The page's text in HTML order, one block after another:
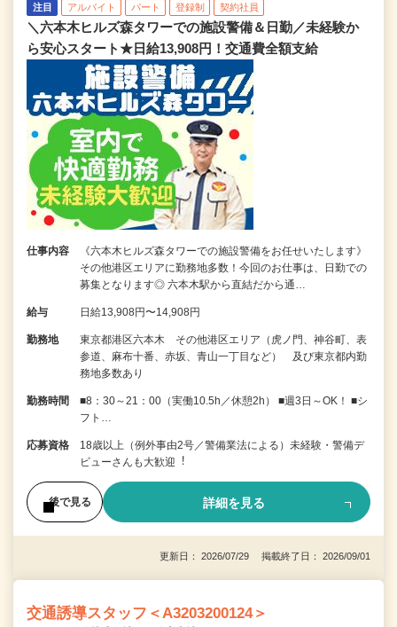
注目 アルバイト パート 登録制 契約社員
＼六本木ヒルズ森タワーでの施設警備＆日勤／未経験か
ら安心スタート★日給13,908円！交通費全額支給
仕事内容
《六本木ヒルズ森タワーでの施設警備をお任せいたします》
その他港区エリアに勤務地多数！今回のお仕事は、日勤での
募集となります◎ 六本木駅から直結だから通…
給与 日給13,908円〜14,908円
勤務地
東京都港区六本木 その他港区エリア（虎ノ門、神谷町、表
参道、麻布十番、赤坂、青山一丁目など） 及び東京都内勤
務地多数あり
勤務時間
■8：30～21：00（実働10.5h／休憩2h） ■週3日～OK！ ■シ
フト…
応募資格
18歳以上（例外事由2号／警備業法による）未経験・警備デ
ビューさんも⼤歓迎︕
後で見る 詳細を見る
更新日： 2026/07/29 掲載終了日： 2026/09/01
交通誘導スタッフ＜A3203200124＞